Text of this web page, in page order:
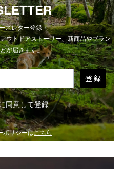
スレター登録
ウトドアストーリー、新商品やブラン
が届きます。
登 録
同意して登録
ポリシーはこちら